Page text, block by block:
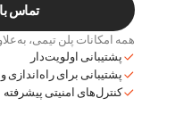
تماس
همه امکانات پلن تیمی،
پشتیبانی اولویت‌دار
پشتیبانی برای راه‌اندازی
کنترل‌های امنیتی پیشرفته